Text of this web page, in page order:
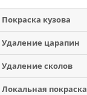
Покраска кузова
Удаление царапин
Удаление сколов
Локальная покраска